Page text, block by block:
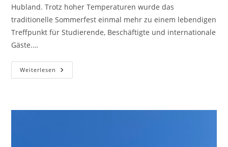
Hubland. Trotz hoher Temperaturen wurde das
traditionelle Sommerfest einmal mehr zu einem lebendigen
Treffpunkt für Studierende, Beschäftigte und internationale
Gäste.…
Weiterlesen Internationalität
Erleben:
Beim